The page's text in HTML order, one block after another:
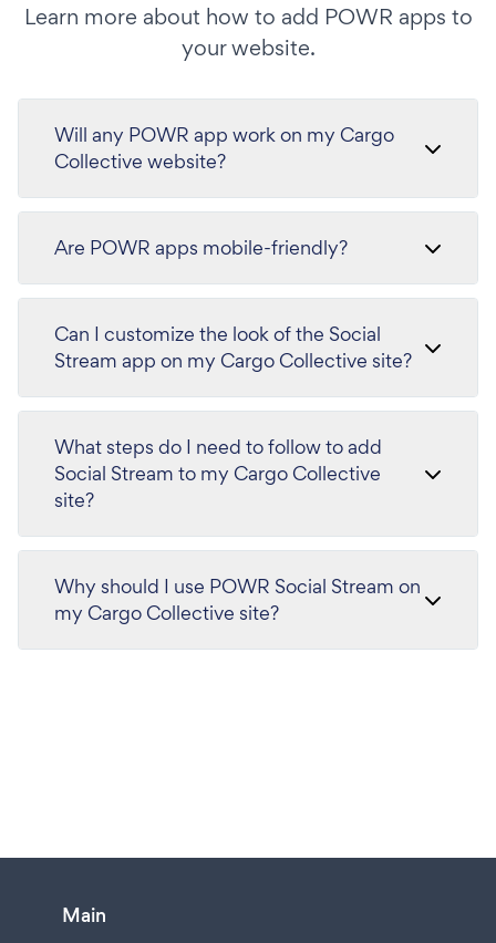
Learn more about how to add POWR apps to
your website.
Will any POWR app work on my Cargo
Collective website?
Are POWR apps mobile-friendly?
Can I customize the look of the Social
Stream app on my Cargo Collective site?
What steps do I need to follow to add
Social Stream to my Cargo Collective
site?
Why should I use POWR Social Stream on
my Cargo Collective site?
Main